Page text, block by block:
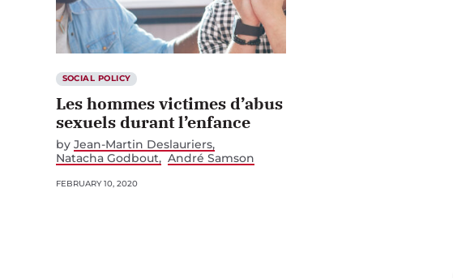
SOCIAL POLICY
Les hommes victimes d’abus
sexuels durant l’enfance
by Jean-Martin Deslauriers
Natacha Godbout
André Samson
FEBRUARY 10, 2020